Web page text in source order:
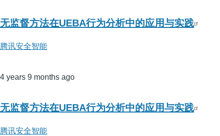
无监督方法在UEBA行为分析中的应用与实践
腾讯安全智能
4 years 9 months ago
无监督方法在UEBA行为分析中的应用与实践
腾讯安全智能